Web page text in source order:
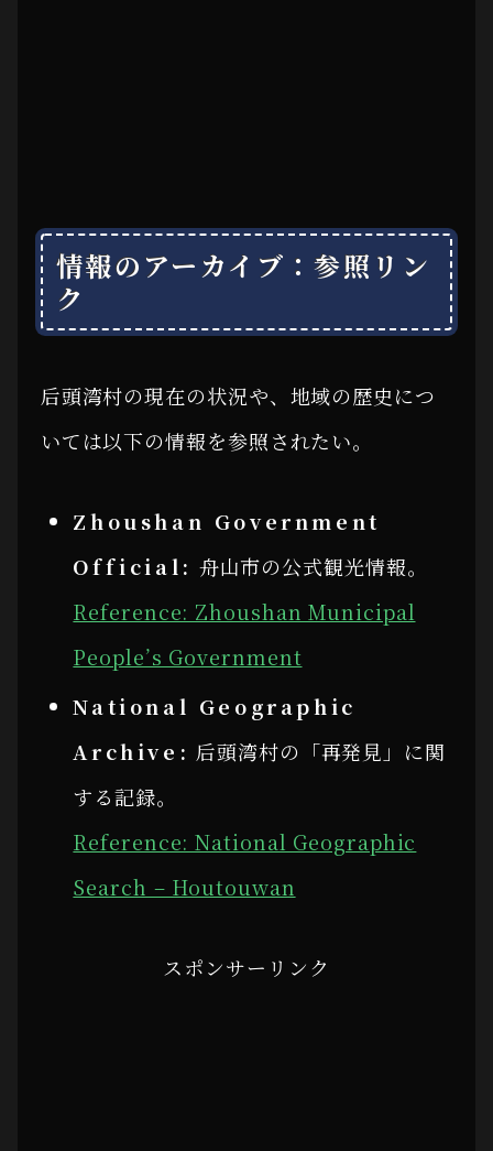
情報のアーカイブ：参照リン
ク
后頭湾村の現在の状況や、地域の歴史につ
いては以下の情報を参照されたい。
Zhoushan Government
Official: 舟山市の公式観光情報。
Reference: Zhoushan Municipal
People’s Government
National Geographic
Archive: 后頭湾村の「再発見」に関
する記録。
Reference: National Geographic
Search – Houtouwan
スポンサーリンク